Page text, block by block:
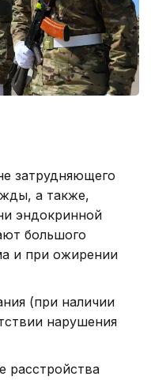
затрудняющего
а также,
эндокринной
большого
и при ожирении
(при наличии
нарушения
расстройства